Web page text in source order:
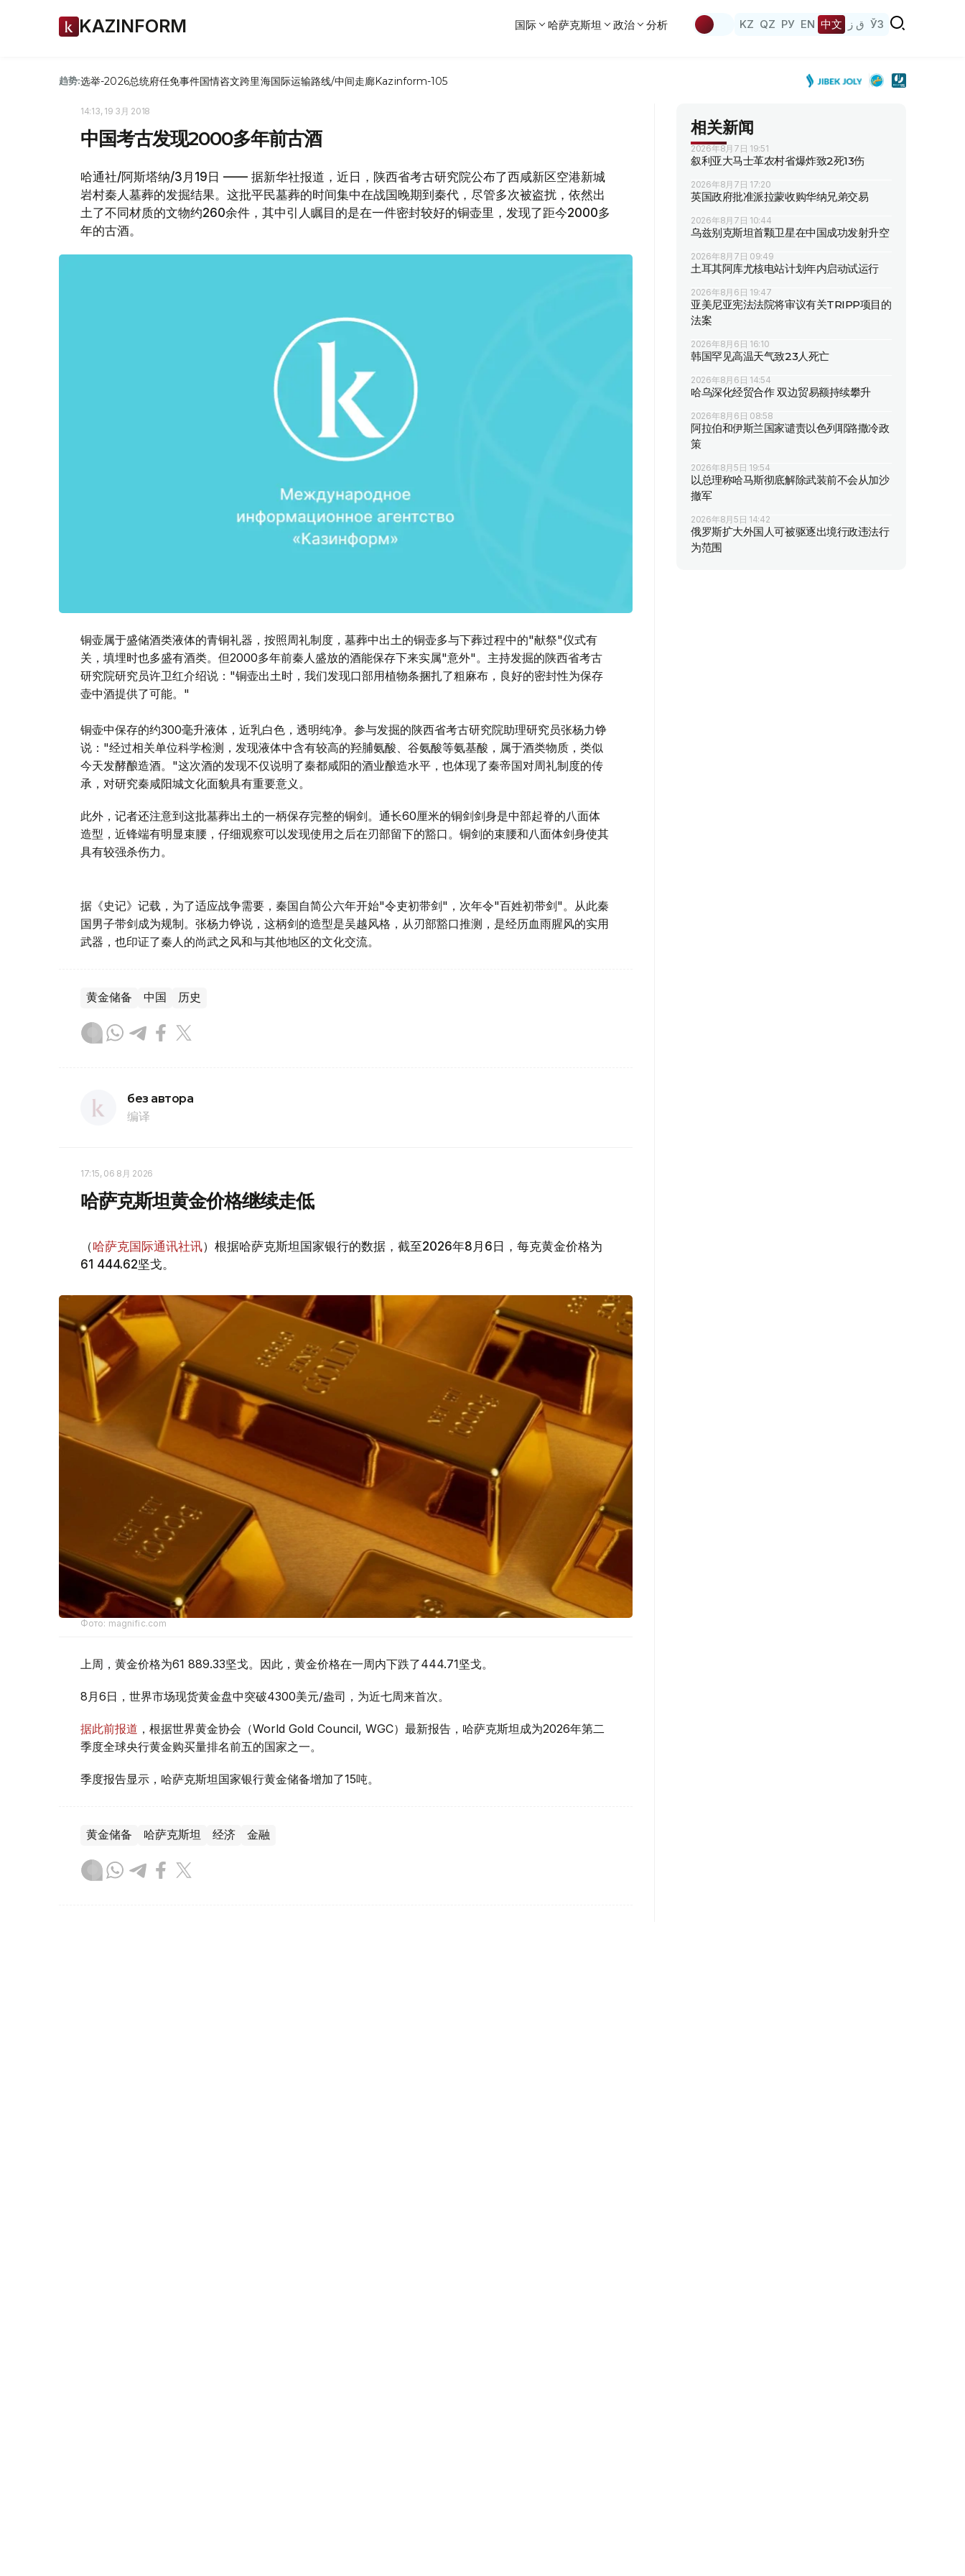
KAZINFORM 国际 哈萨克斯坦 政治 分析 KZ QZ РУ EN 中文 ق ز ЎЗ
趋势:选举-2026总统府任免事件国情咨文跨里海国际运输路线/中间走廊Kazinform-105
14:13, 19 3月 2018
中国考古发现2000多年前古酒
哈通社/阿斯塔纳/3月19日 —— 据新华社报道，近日，陕西省考古研究院公布了西咸新区空港新城
岩村秦人墓葬的发掘结果。这批平民墓葬的时间集中在战国晚期到秦代，尽管多次被盗扰，依然出
土了不同材质的文物约260余件，其中引人瞩目的是在一件密封较好的铜壶里，发现了距今2000多
年的古酒。
铜壶属于盛储酒类液体的青铜礼器，按照周礼制度，墓葬中出土的铜壶多与下葬过程中的"献祭"仪式有
关，填埋时也多盛有酒类。但2000多年前秦人盛放的酒能保存下来实属"意外"。主持发掘的陕西省考古
研究院研究员许卫红介绍说："铜壶出土时，我们发现口部用植物条捆扎了粗麻布，良好的密封性为保存
壶中酒提供了可能。"
铜壶中保存的约300毫升液体，近乳白色，透明纯净。参与发掘的陕西省考古研究院助理研究员张杨力铮
说："经过相关单位科学检测，发现液体中含有较高的羟脯氨酸、谷氨酸等氨基酸，属于酒类物质，类似
今天发酵酿造酒。"这次酒的发现不仅说明了秦都咸阳的酒业酿造水平，也体现了秦帝国对周礼制度的传
承，对研究秦咸阳城文化面貌具有重要意义。
此外，记者还注意到这批墓葬出土的一柄保存完整的铜剑。通长60厘米的铜剑剑身是中部起脊的八面体
造型，近锋端有明显束腰，仔细观察可以发现使用之后在刃部留下的豁口。铜剑的束腰和八面体剑身使其
具有较强杀伤力。
据《史记》记载，为了适应战争需要，秦国自简公六年开始"令吏初带剑"，次年令"百姓初带剑"。从此秦
国男子带剑成为规制。张杨力铮说，这柄剑的造型是吴越风格，从刃部豁口推测，是经历血雨腥风的实用
武器，也印证了秦人的尚武之风和与其他地区的文化交流。
黄金储备 中国 历史
без автора
编译
17:15, 06 8月 2026
哈萨克斯坦黄金价格继续走低
（哈萨克国际通讯社讯）根据哈萨克斯坦国家银行的数据，截至2026年8月6日，每克黄金价格为
61 444.62坚戈。
Фото: magnific.com
上周，黄金价格为61 889.33坚戈。因此，黄金价格在一周内下跌了444.71坚戈。
8月6日，世界市场现货黄金盘中突破4300美元/盎司，为近七周来首次。
据此前报道 ，根据世界黄金协会（World Gold Council, WGC）最新报告，哈萨克斯坦成为2026年第二
季度全球央行黄金购买量排名前五的国家之一。
季度报告显示，哈萨克斯坦国家银行黄金储备增加了15吨。
黄金储备 哈萨克斯坦 经济 金融
相关新闻
2026年8月7日 19:51
叙利亚大马士革农村省爆炸致2死13伤
2026年8月7日 17:20
英国政府批准派拉蒙收购华纳兄弟交易
2026年8月7日 10:44
乌兹别克斯坦首颗卫星在中国成功发射升空
2026年8月7日 09:49
土耳其阿库尤核电站计划年内启动试运行
2026年8月6日 19:47
亚美尼亚宪法法院将审议有关TRIPP项目的
法案
2026年8月6日 16:10
韩国罕见高温天气致23人死亡
2026年8月6日 14:54
哈乌深化经贸合作 双边贸易额持续攀升
2026年8月6日 08:58
阿拉伯和伊斯兰国家谴责以色列耶路撒冷政
策
2026年8月5日 19:54
以总理称哈马斯彻底解除武装前不会从加沙
撤军
2026年8月5日 14:42
俄罗斯扩大外国人可被驱逐出境行政违法行
为范围